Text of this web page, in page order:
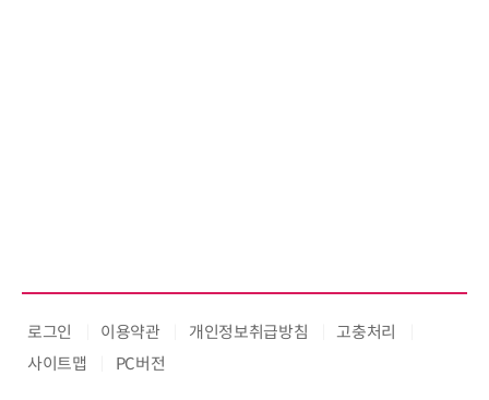
로그인 이용약관 개인정보취급방침
고충처리
사이트맵
PC버전